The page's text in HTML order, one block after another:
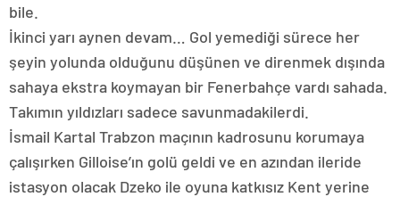
bile.
İkinci yarı aynen devam… Gol yemediği sürece her
şeyin yolunda olduğunu düşünen ve direnmek dışında
sahaya ekstra koymayan bir Fenerbahçe vardı sahada.
Takımın yıldızları sadece savunmadakilerdi.
İsmail Kartal Trabzon maçının kadrosunu korumaya
çalışırken Gilloise’ın golü geldi ve en azından ileride
istasyon olacak Dzeko ile oyuna katkısız Kent yerine